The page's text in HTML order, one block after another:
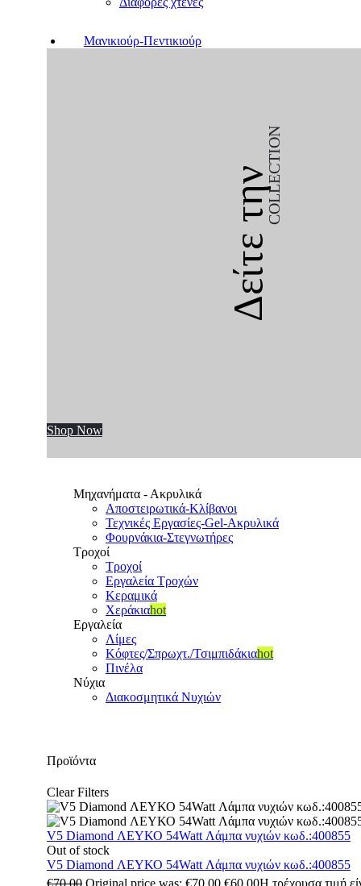
Μανικιούρ-Πεντικιούρ
Δείτε τηνCOLLECTION
Shop Now
Μηχανήματα - Ακρυλικά
Αποστειρωτικά-Κλίβανοι
Τεχνικές Εργασίες-Gel-Ακρυλικά
Φουρνάκια-Στεγνωτήρες
Τροχοί
Τροχοί
Εργαλεία Τροχών
Κεραμικά
Χεράκιαhot
Εργαλεία
Λίμες
Κόφτες/Σπρωχτ./Τσιμπιδάκιαhot
Πινέλα
Νύχια
Διακοσμητικά Νυχιών
Προϊόντα
Clear Filters
V5 Diamond ΛΕΥΚΟ 54Watt Λάμπα νυχιών κωδ.:400855
Out of stock
V5 Diamond ΛΕΥΚΟ 54Watt Λάμπα νυχιών κωδ.:400855
€70.00 Original price was: €70.00.€60.00Η τρέχουσα τιμή